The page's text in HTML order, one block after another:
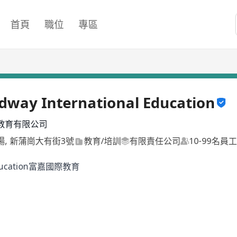
首頁 職位 專區
International Education
育有限公司
, 新蒲崗大有街3號
教育/培訓 有限責任公司 10-99名員工
富嘉國際教育
富嘉國際教育公司由Ms. Jessica Lo